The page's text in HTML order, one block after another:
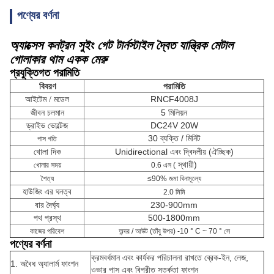
পণ্যের বর্ণনা
অ্যাক্সেস কনট্রন সুইং গেট টার্নস্টাইল দ্বৈত যান্ত্রিক মেটাল
গোলাকার থাম একক মেরু
প্রযুক্তিগত পরামিতি
বিবরণ পরামিতি
আইটেম / মডেল
RNCF4008J
জীবন চলমান
5 মিলিয়ন
ড্রাইভ ভোল্টেজ
DC24V 20W
পাস গতি
30 ব্যক্তি / মিনিট
খোলা দিক
Unidirectional এবং দ্বিদলীয় (ঐচ্ছিক)
খোলার সময় 0.6 এস ( স্থায়ী)
শৈত্য ≤90% জমা বিনামূল্যে
হাউজিং এর ঘনত্ব 2.0 মিমি
বার দৈর্ঘ্য
230-900mm
পথ প্রস্থ
500-1800mm
কাজের পরিবেশ অন্দর / আউট (তাঁবু উপর) -10 ° C ~ 70 ° সে
পণ্যের বর্ণনা
1. অবৈধ অ্যালার্ম ফাংশন
ক্রমবর্ধমান এবং কার্যকর পরিচালনা রাখতে ব্রেক-ইন, লেজ,
ওভার পাস এবং বিপরীত সতর্কতা ফাংশন